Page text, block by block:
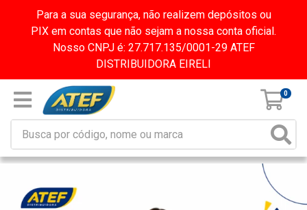
Para a sua segurança, não realizem depósitos ou
PIX em contas que não sejam a nossa conta oficial.
Nosso CNPJ é: 27.717.135/0001-29 ATEF
DISTRIBUIDORA EIRELI
0